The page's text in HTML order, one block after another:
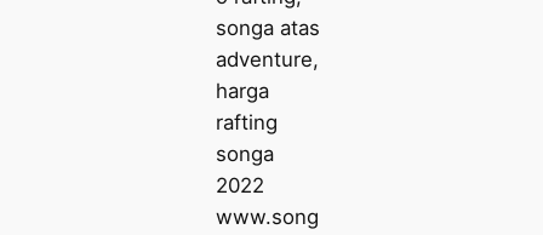
www.song